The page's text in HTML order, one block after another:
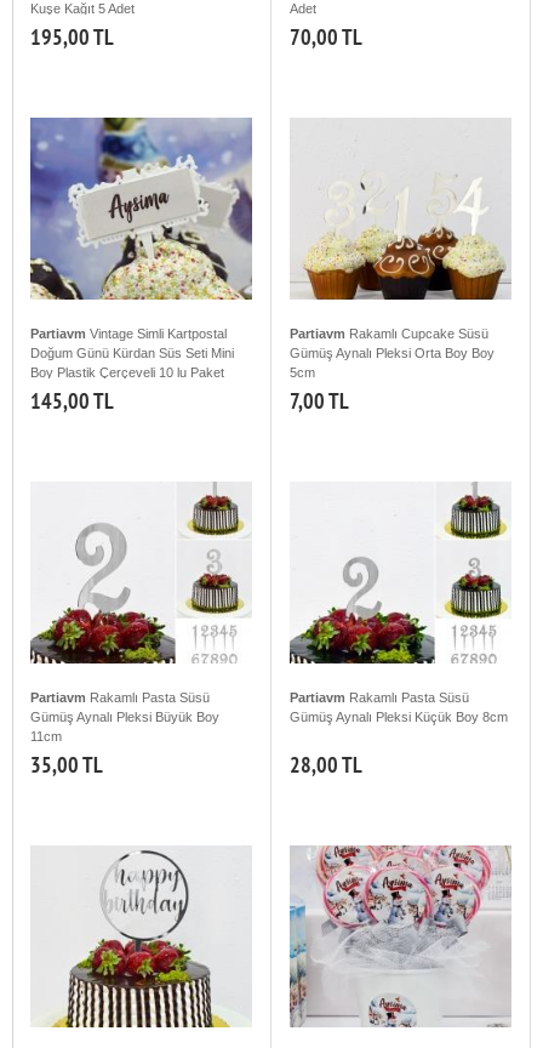
Kuşe Kağıt 5 Adet
195,00 TL
Adet
70,00 TL
Partiavm Vintage Simli Kartpostal
Doğum Günü Kürdan Süs Seti Mini
Boy Plastik Çerçeveli 10 lu Paket
145,00 TL
Partiavm Rakamlı Cupcake Süsü
Gümüş Aynalı Pleksi Orta Boy Boy
5cm
7,00 TL
Partiavm Rakamlı Pasta Süsü
Gümüş Aynalı Pleksi Büyük Boy
11cm
35,00 TL
Partiavm Rakamlı Pasta Süsü
Gümüş Aynalı Pleksi Küçük Boy 8cm
28,00 TL